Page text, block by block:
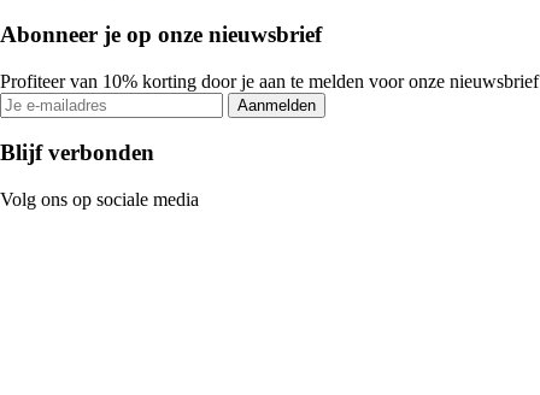
Abonneer je op onze nieuwsbrief
Profiteer van 10% korting door je aan te melden voor onze nieuwsbrief
Aanmelden
Blijf verbonden
Volg ons op sociale media